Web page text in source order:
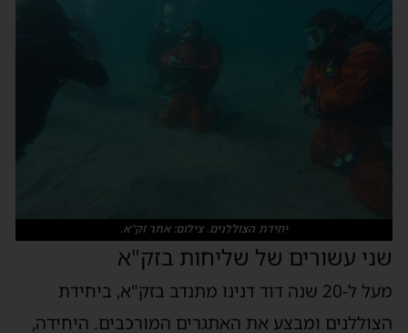
יחידת הצוללנים. צילום: אתר זק"א.
עשורים של שליחות בזק"א
מעל ל-20 שנה דוד דנינו מתנדב בזק"א, ביחידת
ומבצע את האתגרים המורכבים. היחידה,